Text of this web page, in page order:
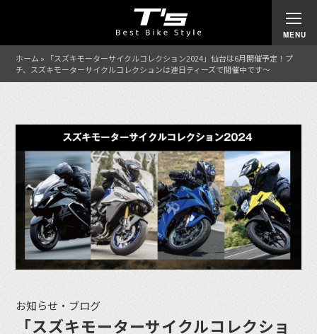
ホーム »
「スズキモーターサイクルコレクション2024」仙台は6月開催予定！プ
チ、スズキモーターサイクルコレクションは連日ティーズで開催中です〜
お知らせ・ブログ
「スズキモーターサイクルコレクショ